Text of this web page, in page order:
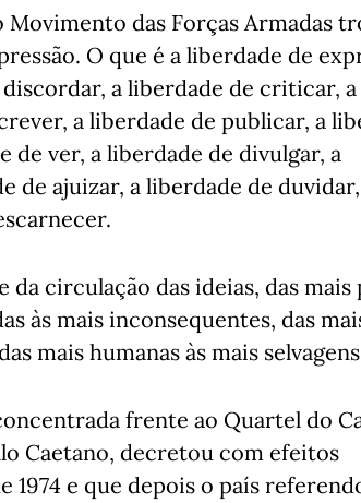
das Forças Armadas
O que é a liberdade de
a liberdade de criticar, a
a liberdade de publicar, a
de ver, a liberdade de divulgar, a
de ajuizar, a liberdade de
circulação das ideias, das mais
às mais inconsequentes, das
mais humanas às mais
frente ao Quartel do
Caetano, decretou com efeitos
1974 e que depois o país